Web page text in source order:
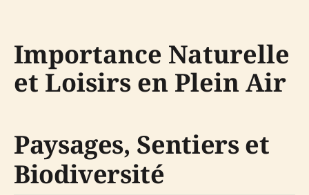
Importance Naturelle
et Loisirs en Plein Air
Paysages, Sentiers et
Biodiversité